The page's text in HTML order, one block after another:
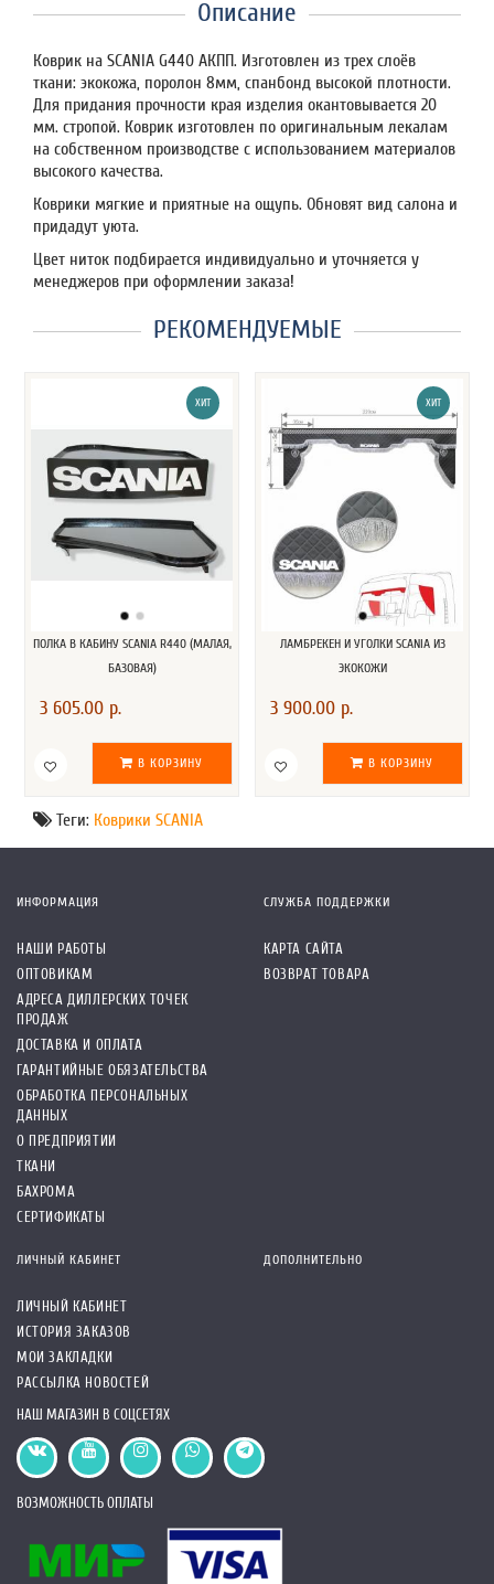
Описание
Коврик на SCANIA G440 АКПП. Изготовлен из трех слоёв
ткани: экокожа, поролон 8мм, спанбонд высокой плотности.
Для придания прочности края изделия окантовывается 20
мм. стропой. Коврик изготовлен по оригинальным лекалам
на собственном производстве с использованием материалов
высокого качества.
Коврики мягкие и приятные на ощупь. Обновят вид салона и
придадут уюта.
Цвет ниток подбирается индивидуально и уточняется у
менеджеров при оформлении заказа!
РЕКОМЕНДУЕМЫЕ
ХИТ
ПОЛКА В КАБИНУ SCANIA R440 (МАЛАЯ,
БАЗОВАЯ)
3 605.00 р.
В КОРЗИНУ
ХИТ
ЛАМБРЕКЕН И УГОЛКИ SCANIA ИЗ
ЭКОКОЖИ
3 900.00 р.
В КОРЗИНУ
Теги: Коврики SCANIA
ИНФОРМАЦИЯ
НАШИ РАБОТЫ
ОПТОВИКАМ
АДРЕСА ДИЛЛЕРСКИХ ТОЧЕК
ПРОДАЖ
ДОСТАВКА И ОПЛАТА
ГАРАНТИЙНЫЕ ОБЯЗАТЕЛЬСТВА
ОБРАБОТКА ПЕРСОНАЛЬНЫХ
ДАННЫХ
О ПРЕДПРИЯТИИ
ТКАНИ
БАХРОМА
СЕРТИФИКАТЫ
СЛУЖБА ПОДДЕРЖКИ
КАРТА САЙТА
ВОЗВРАТ ТОВАРА
ЛИЧНЫЙ КАБИНЕТ
ЛИЧНЫЙ КАБИНЕТ
ИСТОРИЯ ЗАКАЗОВ
МОИ ЗАКЛАДКИ
РАССЫЛКА НОВОСТЕЙ
ДОПОЛНИТЕЛЬНО
НАШ МАГАЗИН В СОЦСЕТЯХ
ВОЗМОЖНОСТЬ ОПЛАТЫ